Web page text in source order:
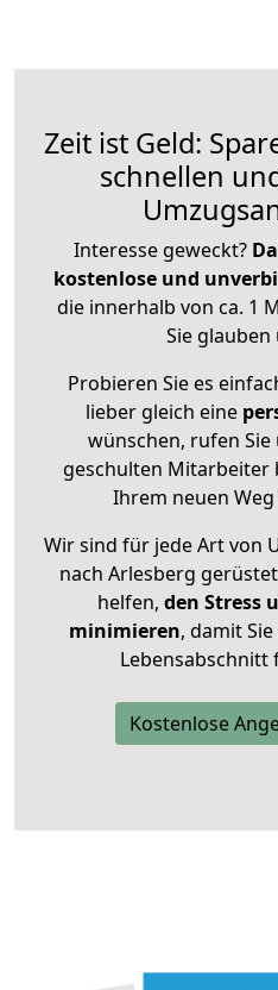
Zeit ist Geld:
schnellen
Interesse geweckt?
kostenlose und
die innerhalb von ca. 1
Sie glauben
Probieren Sie es
lieber gleich eine
wünschen, rufen
geschulten Mitarbeiter
Ihrem neuen
Wir sind für jede Art von
nach Arlesberg
helfen, den Stress
minimieren, damit
Lebensabschnitt
Kostenlose